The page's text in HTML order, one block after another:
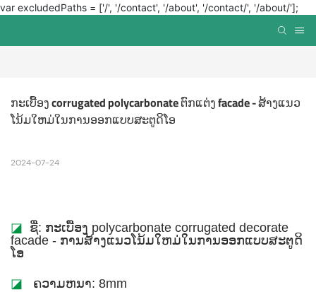
var excludedPaths = ['/', '/contact', '/about', '/contact/', '/about/'];
ກະເບື້ອງ corrugated polycarbonate ຕົກແຕ່ງ facade - ສ້າງແນວ
ໂນ້ມໃຫມ່ໃນການອອກແບບສະຕູດິໂອ
2024-07-24
◪ ຊື່​: ກະ​ເບື້ອງ polycarbonate corrugated decorate
facade - ການ​ສ້າງ​ແນວ​ໂນ້ມ​ໃຫມ່​ໃນ​ການ​ອອກ​ແບບ​ສະ​ຕູ​ດິ​
ໂອ​
◪ ຄວາມຫນາ: 8mm